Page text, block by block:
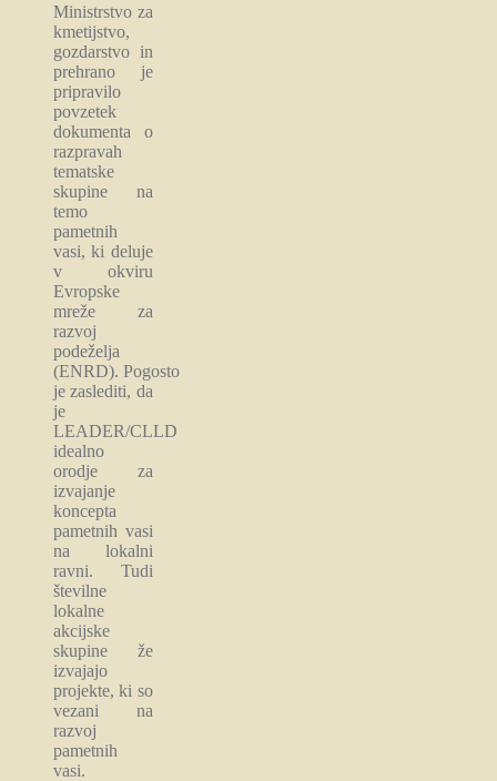
Ministrstvo za
kmetijstvo,
gozdarstvo in
prehrano je
pripravilo
povzetek
dokumenta o
razpravah
tematske
skupine na
temo
pametnih
vasi, ki deluje
v okviru
Evropske
mreže za
razvoj
podeželja
(ENRD). Pogosto
je zaslediti, da
je
LEADER/CLLD
idealno
orodje za
izvajanje
koncepta
pametnih vasi
na lokalni
ravni. Tudi
številne
lokalne
akcijske
skupine že
izvajajo
projekte, ki so
vezani na
razvoj
pametnih
vasi.